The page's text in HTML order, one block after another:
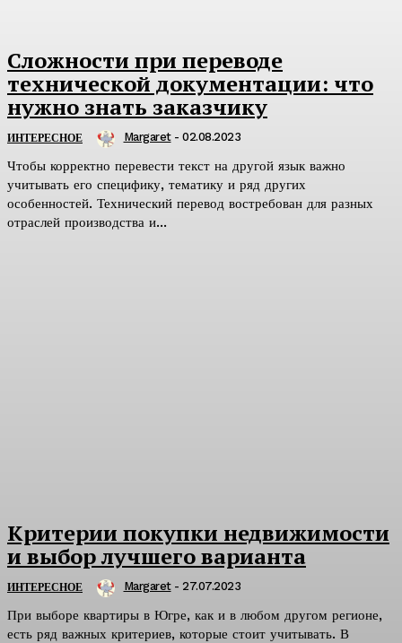
Сложности при переводе
технической документации: что
нужно знать заказчику
ИНТЕРЕСНОЕ Margaret - 02.08.2023
Чтобы корректно перевести текст на другой язык важно
учитывать его специфику, тематику и ряд других
особенностей. Технический перевод востребован для разных
отраслей производства и...
Критерии покупки недвижимости
и выбор лучшего варианта
ИНТЕРЕСНОЕ Margaret - 27.07.2023
При выборе квартиры в Югре, как и в любом другом регионе,
есть ряд важных критериев, которые стоит учитывать. В